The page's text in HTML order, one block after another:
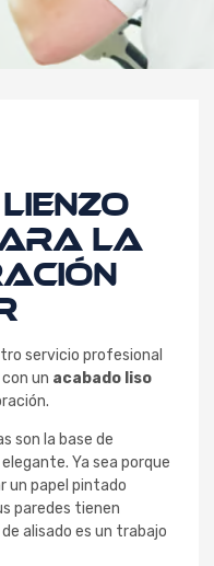
Lienzo
la
servicio profesional
un acabado liso
son la base de
Ya sea porque
un papel pintado
paredes tienen
alisado es un trabajo